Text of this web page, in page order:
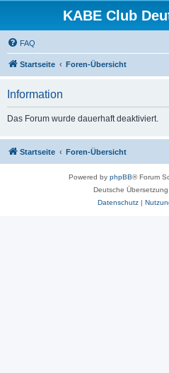
KABE Club
FAQ
Startseite Foren-Übersicht
Information
Das Forum wurde dauerhaft deaktiviert.
Startseite Foren-Übersicht
Powered by phpBB® Forum
Deutsche
Datenschutz|